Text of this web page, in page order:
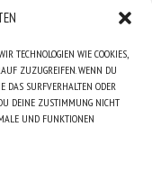
TECHNOLOGIEN WIE COOKIES,
ZUZUGREIFEN. WENN DU
DAS SURFVERHALTEN ODER
DEINE ZUSTIMMUNG NICHT
UND FUNKTIONEN